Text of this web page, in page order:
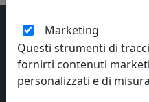
Marketing
Questi strumenti di
fornirti contenuti
personalizzati e di